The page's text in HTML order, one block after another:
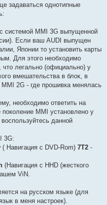
задаваться однотипные
системой MMI 3G выпущенной
Если ваш AUDI выпущен
Японии то установить карты
Для этого необходимо
легально (официально) у
вмешательства в блок, в
2G - где прошивка менялась
необходимо ответить на
MMI установлено у
данной
3G:
( Навигация с DVD-Rom) 7T2 -
(Навигация с ННD (жесткого
ViN.
на русском языке (для
в меня настроек).